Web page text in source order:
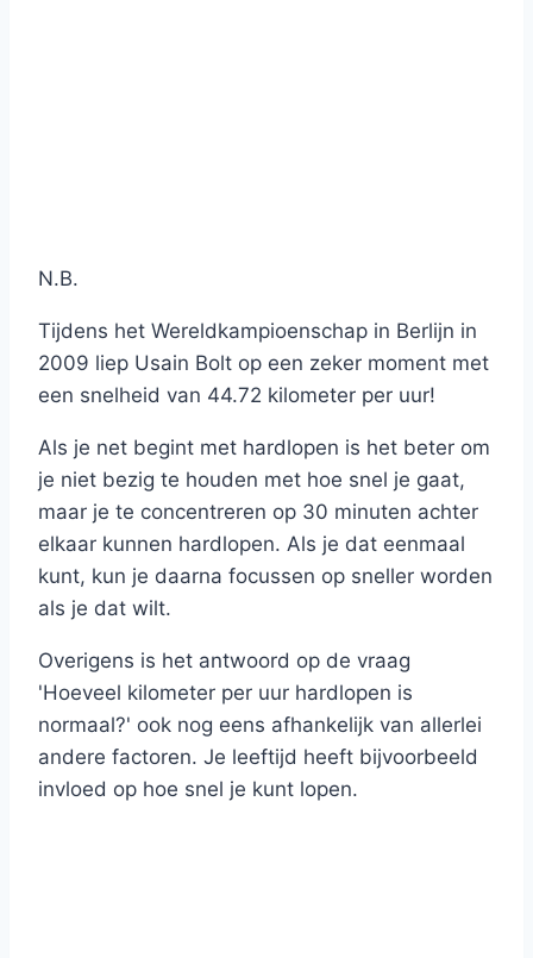
N.B.
Tijdens het Wereldkampioenschap in Berlijn in
2009 liep Usain Bolt op een zeker moment met
een snelheid van 44.72 kilometer per uur!
Als je net begint met hardlopen is het beter om
je niet bezig te houden met hoe snel je gaat,
maar je te concentreren op 30 minuten achter
elkaar kunnen hardlopen. Als je dat eenmaal
kunt, kun je daarna focussen op sneller worden
als je dat wilt.
Overigens is het antwoord op de vraag
'Hoeveel kilometer per uur hardlopen is
normaal?' ook nog eens afhankelijk van allerlei
andere factoren. Je leeftijd heeft bijvoorbeeld
invloed op hoe snel je kunt lopen.